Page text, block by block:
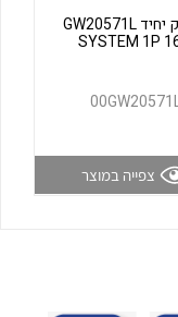
לכל מוצרי היצרן
מפסק יחיד GW20571L
SYSTEM 1P
צפייה במוצר